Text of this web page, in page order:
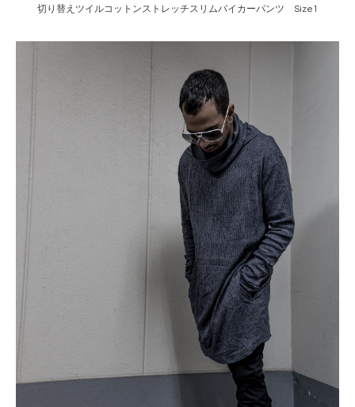
切り替えツイルコットンストレッチスリムバイカーパンツ Size1